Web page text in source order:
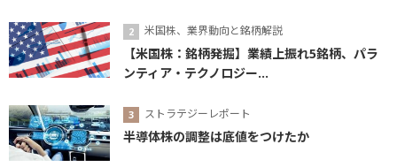
米国株、業界動向と銘柄解説
【米国株：銘柄発掘】業績上振れ5銘柄、パラ
ンティア・テクノロジー...
ストラテジーレポート
半導体株の調整は底値をつけたか